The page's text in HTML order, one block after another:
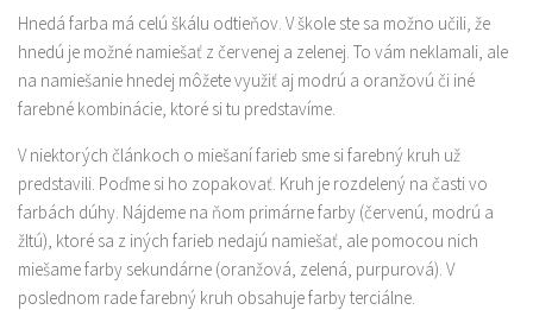
Hnedá farba má celú škálu odtieňov. V škole ste sa možno učili, že
hnedú je možné namiešať z červenej a zelenej. To vám neklamali, ale
na namiešanie hnedej môžete využiť aj modrú a oranžovú či iné
farebné kombinácie, ktoré si tu predstavíme.
V niektorých článkoch o miešaní farieb sme si farebný kruh už
predstavili. Poďme si ho zopakovať. Kruh je rozdelený na časti vo
farbách dúhy. Nájdeme na ňom primárne farby (červenú, modrú a
žltú), ktoré sa z iných farieb nedajú namiešať, ale pomocou nich
miešame farby sekundárne (oranžová, zelená, purpurová). V
poslednom rade farebný kruh obsahuje farby terciálne.